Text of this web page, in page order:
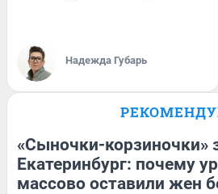
Надежда Губарь
«Сыночки-корзиночки»
Екатеринбург: почему
массово оставили жен